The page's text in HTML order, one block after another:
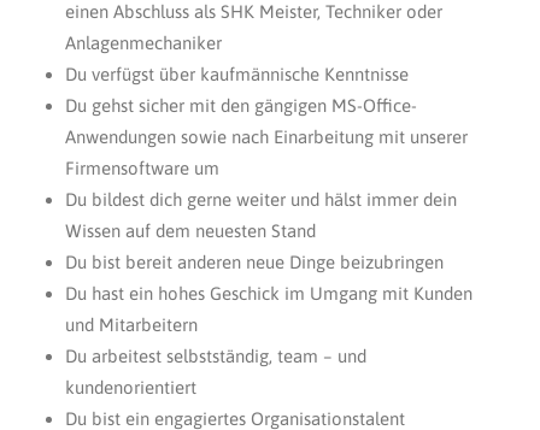
einen Abschluss als SHK Meister, Techniker oder
Anlagenmechaniker
Du verfügst über kaufmännische Kenntnisse
Du gehst sicher mit den gängigen MS-Office-
Anwendungen sowie nach Einarbeitung mit unserer
Firmensoftware um
Du bildest dich gerne weiter und hälst immer dein
Wissen auf dem neuesten Stand
Du bist bereit anderen neue Dinge beizubringen
Du hast ein hohes Geschick im Umgang mit Kunden
und Mitarbeitern
Du arbeitest selbstständig, team – und
kundenorientiert
Du bist ein engagiertes Organisationstalent